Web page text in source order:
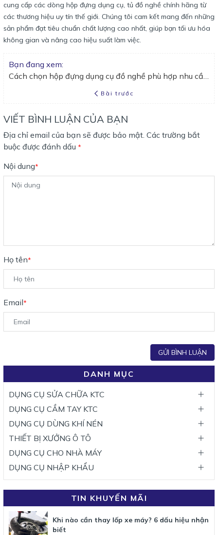
cung cấp các dòng hộp đựng dụng cụ, tủ đồ nghề chính hãng từ
các thương hiệu uy tín thế giới. Chúng tôi cam kết mang đến những
sản phẩm đạt tiêu chuẩn chất lượng cao nhất, giúp bạn tối ưu hóa
không gian và nâng cao hiệu suất làm việc.
Bạn đang xem:
Cách chọn hộp đựng dụng cụ đồ nghề phù hợp nhu cầu sử dụng
Bài trước
VIẾT BÌNH LUẬN CỦA BẠN
Địa chỉ email của bạn sẽ được bảo mật. Các trường bắt
buộc được đánh dấu *
Nội dung*
Họ tên*
Email*
GỬI BÌNH LUẬN
DANH MỤC
DỤNG CỤ SỬA CHỮA KTC
DỤNG CỤ CẦM TAY KTC
DỤNG CỤ DÙNG KHÍ NÉN
THIẾT BỊ XƯỞNG Ô TÔ
DỤNG CỤ CHO NHÀ MÁY
DỤNG CỤ NHẬP KHẨU
TIN KHUYẾN MÃI
Khi nào cần thay lốp xe máy? 6 dấu hiệu nhận
biết